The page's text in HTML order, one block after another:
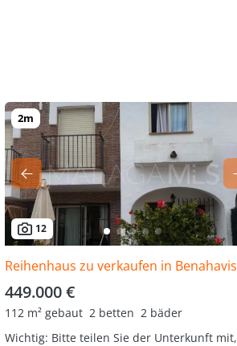
12
449.000 €
112 m² gebaut 2 betten 2 bäder
Wichtig: Bitte teilen Sie der Unterkunft mit,